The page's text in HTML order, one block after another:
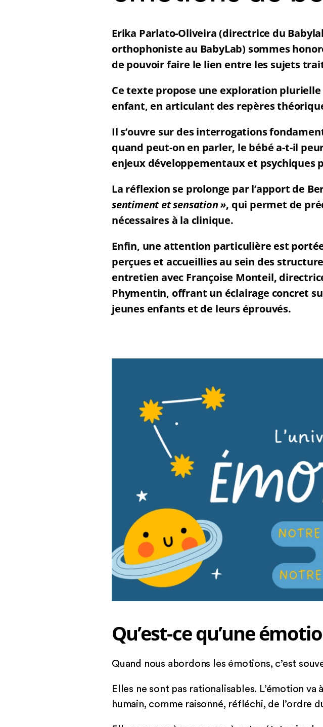
Erika Parlato-Oliveira (directrice du
orthophoniste au BabyLab) sommes
de pouvoir faire le lien entre les sujets
Ce texte propose une exploration
enfant, en articulant des repères
Il s’ouvre sur des interrogations
quand peut-on en parler, le bébé a-t-il
enjeux développementaux et psychiques
La réflexion se prolonge par l’apport de
sentiment et sensation », qui permet de
nécessaires à la clinique.
Enfin, une attention particulière est
perçues et accueillies au sein des
entretien avec Françoise Monteil,
Phymentin, offrant un éclairage concret
jeunes enfants et de leurs éprouvés.
Qu’est-ce qu’une
Quand nous abordons les émotions, c’est
Elles ne sont pas rationalisables. L’émotion
humain, comme raisonné, réfléchi, de l’ordre